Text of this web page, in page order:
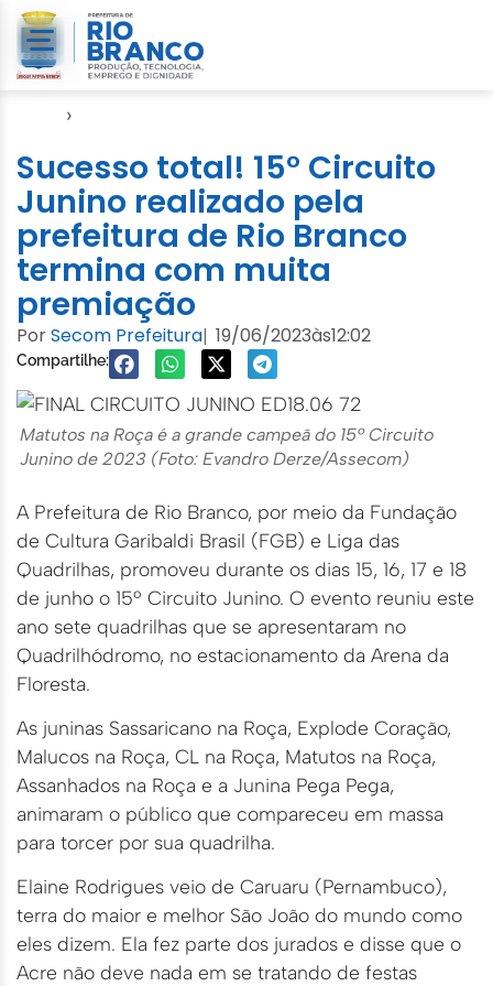
›
Sucesso total! 15° Circuito
Junino realizado pela
prefeitura de Rio Branco
termina com muita
premiação
PorSecom Prefeitura| 19/06/2023às12:02
Compartilhe:
Matutos na Roça é a grande campeã do 15º Circuito
Junino de 2023 (Foto: Evandro Derze/Assecom)
A Prefeitura de Rio Branco, por meio da Fundação
de Cultura Garibaldi Brasil (FGB) e Liga das
Quadrilhas, promoveu durante os dias 15, 16, 17 e 18
de junho o 15º Circuito Junino. O evento reuniu este
ano sete quadrilhas que se apresentaram no
Quadrilhódromo, no estacionamento da Arena da
Floresta.
As juninas Sassaricano na Roça, Explode Coração,
Malucos na Roça, CL na Roça, Matutos na Roça,
Assanhados na Roça e a Junina Pega Pega,
animaram o público que compareceu em massa
para torcer por sua quadrilha.
Elaine Rodrigues veio de Caruaru (Pernambuco),
terra do maior e melhor São João do mundo como
eles dizem. Ela fez parte dos jurados e disse que o
Acre não deve nada em se tratando de festas